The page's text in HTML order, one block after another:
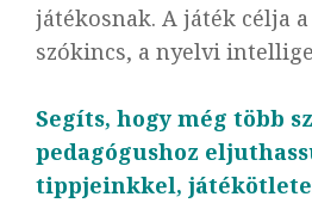
játékosnak. A játék célja
szókincs, a nyelvi
Segíts, hogy még több
pedagógushoz
tippjeinkkel,